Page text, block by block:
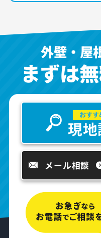
外壁・屋
まずは
おす
現
メール相談